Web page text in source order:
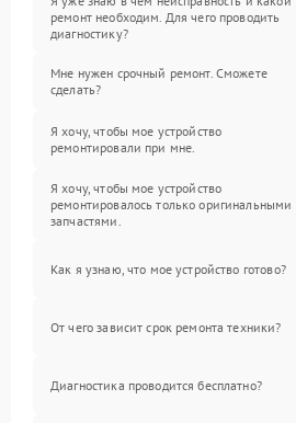
ремонт необходим. Для чего проводить
диагностику?
Мне нужен срочный ремонт. Сможете
сделать?
Я хочу, чтобы мое устройство
ремонтировали при мне.
Я хочу, чтобы мое устройство
ремонтировалось только оригинальными
запчастями.
Как я узнаю, что мое устройство готово?
От чего зависит срок ремонта техники?
Диагностика проводится бесплатно?